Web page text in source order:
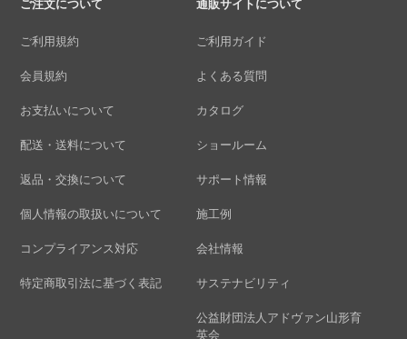
ご注文について
ご利用規約
会員規約
お支払いについて
配送・送料について
返品・交換について
個人情報の取扱いについて
コンプライアンス対応
特定商取引法に基づく表記
通販サイトについて
ご利用ガイド
よくある質問
カタログ
ショールーム
サポート情報
施工例
会社情報
サステナビリティ
公益財団法人アドヴァン山形育
英会